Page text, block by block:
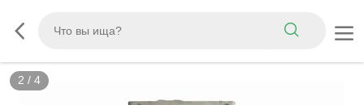
2 / 4